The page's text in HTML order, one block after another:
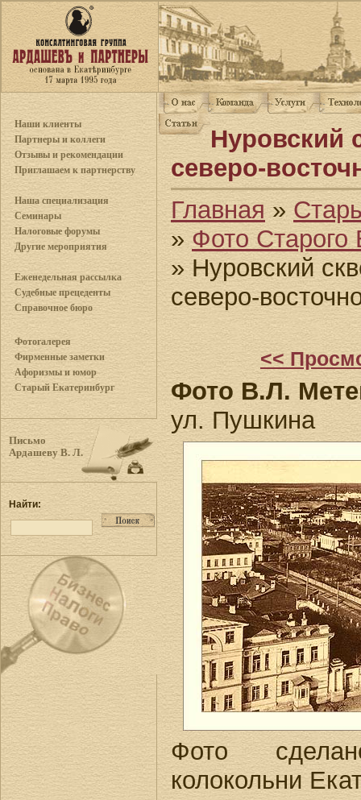
Наши клиенты
Партнеры и коллеги
Отзывы и рекомендации
Приглашаем к партнерству
Наша специализация
Семинары
Налоговые форумы
Другие мероприятия
Еженедельная рассылка
Судебные прецеденты
Справочное бюро
Фотогалерея
Фирменные заметки
Афоризмы и юмор
Старый Екатеринбург
Письмо
Ардашеву В. Л.
Найти:
Нуровский
северо-
Главная »
» Фото Старого
» Нуровский
северо-
<<
Фото В.Л.
ул. Пушкина
Фото
колокольни